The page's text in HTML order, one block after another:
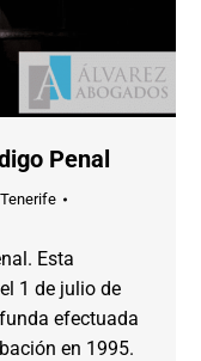
Penal
Esta
1 de julio de
efectuada
en 1995.